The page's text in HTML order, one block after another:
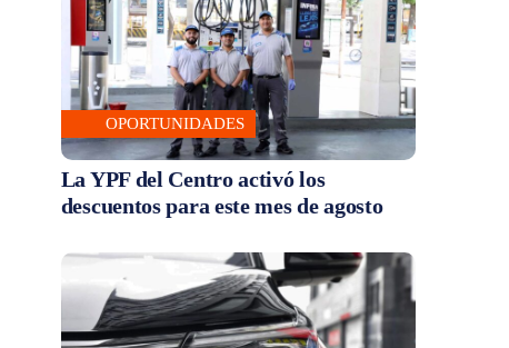
OPORTUNIDADES
La YPF del Centro activó los
descuentos para este mes de agosto